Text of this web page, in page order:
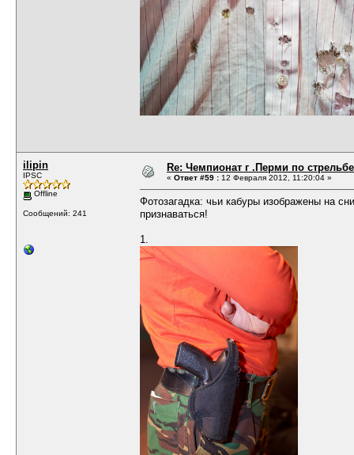
ilipin
IPSC
Offline
Сообщений: 241
Re: Чемпионат г .Перми по
« Ответ #59 : 12 Февраля 2012, 11:20:04 »
Фотозагадка: чьи кабуры изображены на
признаваться!
1.